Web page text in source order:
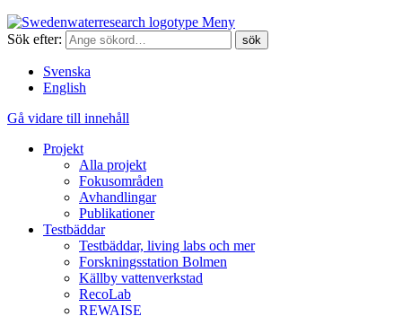
Meny
Sök efter:
Svenska
English
Gå vidare till innehåll
Projekt
Alla projekt
Fokusområden
Avhandlingar
Publikationer
Testbäddar
Testbäddar, living labs och mer
Forskningsstation Bolmen
Källby vattenverkstad
RecoLab
REWAISE